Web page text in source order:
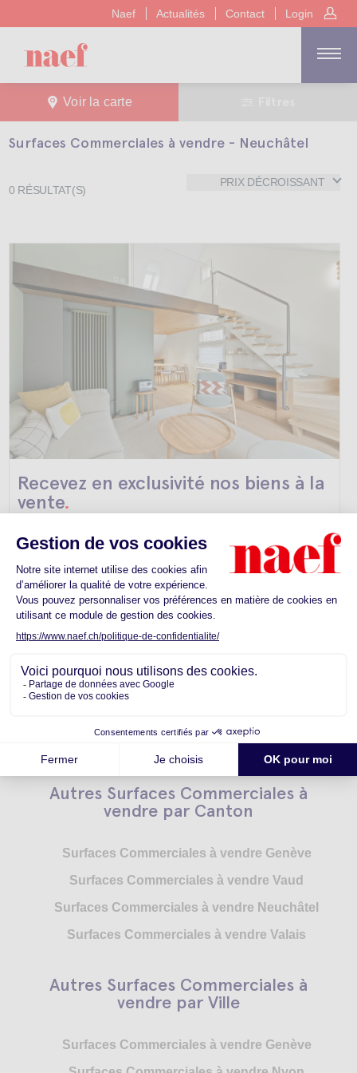
Naef Actualités Contact Login
Voir la carte
Surfaces Commerciales à vendre - Neuchâtel
0 RÉSULTAT(S)
PRIX DÉCROISSANT
Recevez en exclusivité nos biens à la
vente.
En savoir plus
Aucun résultat
recherche ou déplacez-vous sur la carte.
Autres Surfaces Commerciales à
vendre par Canton
Surfaces Commerciales à vendre Genève
Surfaces Commerciales à vendre Vaud
Surfaces Commerciales à vendre Neuchâtel
Surfaces Commerciales à vendre Valais
Autres Surfaces Commerciales à
vendre par Ville
Surfaces Commerciales à vendre Genève